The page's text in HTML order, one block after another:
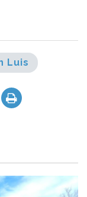
Luis